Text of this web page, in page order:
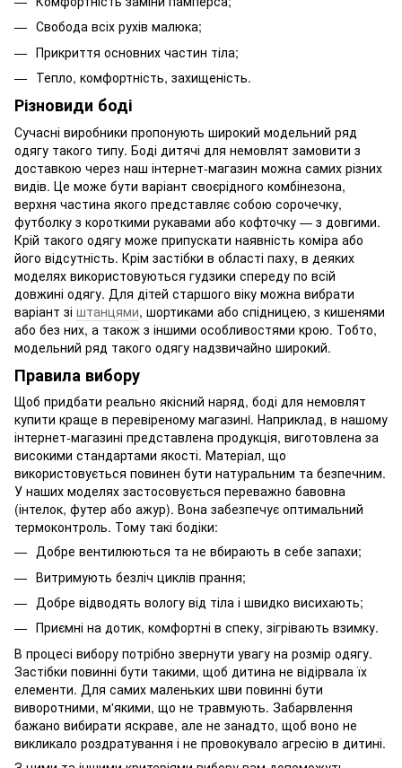
Свобода всіх рухів малюка;
Прикриття основних частин тіла;
Тепло, комфортність, захищеність.
Різновиди боді
Сучасні виробники пропонують широкий модельний ряд
одягу такого типу. Боді дитячі для немовлят замовити з
доставкою через наш інтернет-магазин можна самих різних
видів. Це може бути варіант своєрідного комбінезона,
верхня частина якого представляє собою сорочечку,
футболку з короткими рукавами або кофточку — з довгими.
Крій такого одягу може припускати наявність коміра або
його відсутність. Крім застібки в області паху, в деяких
моделях використовуються гудзики спереду по всій
довжині одягу. Для дітей старшого віку можна вибрати
варіант зі штанцями, шортиками або спідницею, з кишенями
або без них, а також з іншими особливостями крою. Тобто,
модельний ряд такого одягу надзвичайно широкий.
Правила вибору
Щоб придбати реально якісний наряд, боді для немовлят
купити краще в перевіреному магазинi. Наприклад, в нашому
інтернет-магазині представлена продукція, виготовлена за
високими стандартами якості. Матеріал, що
використовується повинен бути натуральним та безпечним.
У наших моделях застосовується переважно бавовна
(інтелок, футер або ажур). Вона забезпечує оптимальний
термоконтроль. Тому такі бодіки:
Добре вентилюються та не вбирають в себе запахи;
Витримують безліч циклів прання;
Добре відводять вологу від тіла і швидко висихають;
Приємні на дотик, комфортні в спеку, зігрівають взимку.
В процесі вибору потрібно звернути увагу на розмір одягу.
Застібки повинні бути такими, щоб дитина не відірвала їх
елементи. Для самих маленьких шви повинні бути
виворотними, м'якими, що не травмують. Забарвлення
бажано вибирати яскраве, але не занадто, щоб воно не
викликало роздратування і не провокувало агресію в дитині.